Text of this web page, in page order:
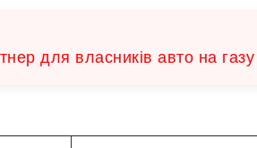
для власників авто на газу